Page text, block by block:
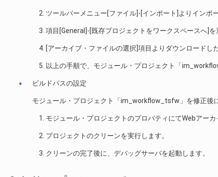
ツールバーメニュー[ファイル]-[インポート]よりインポ
項目[General]-[既存プロジェクトをワークスペースへ]を
[アーカイブ・ファイルの選択]項目よりダウンロード
以上の手順で、モジュール・プロジェクト「
ビルドパスの設定
モジュール・プロジェクト「im_workflow_tsfw」を修正後
モジュール・プロジェクトのプロパティにてWebアー
プロジェクトのクリーンを実行します。
クリーンの完了後に、デバッグサーバを起動します。